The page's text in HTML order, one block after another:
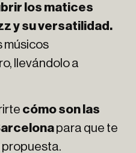
los matices
y su versatilidad.
músicos
llevándolo a
cómo son las
para que te
propuesta.